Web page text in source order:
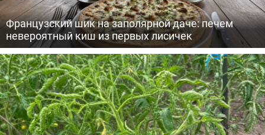
Французский шик на заполярной даче: печем
невероятный киш из первых лисичек